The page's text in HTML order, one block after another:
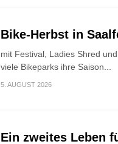
Bike-Herbst in
mit Festival, Ladies Shred
viele Bikeparks ihre Saison...
5. AUGUST 2026
Ein zweites Leben